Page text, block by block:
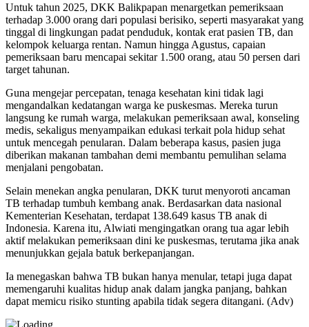
Untuk tahun 2025, DKK Balikpapan menargetkan pemeriksaan
terhadap 3.000 orang dari populasi berisiko, seperti masyarakat yang
tinggal di lingkungan padat penduduk, kontak erat pasien TB, dan
kelompok keluarga rentan. Namun hingga Agustus, capaian
pemeriksaan baru mencapai sekitar 1.500 orang, atau 50 persen dari
target tahunan.
Guna mengejar percepatan, tenaga kesehatan kini tidak lagi
mengandalkan kedatangan warga ke puskesmas. Mereka turun
langsung ke rumah warga, melakukan pemeriksaan awal, konseling
medis, sekaligus menyampaikan edukasi terkait pola hidup sehat
untuk mencegah penularan. Dalam beberapa kasus, pasien juga
diberikan makanan tambahan demi membantu pemulihan selama
menjalani pengobatan.
Selain menekan angka penularan, DKK turut menyoroti ancaman
TB terhadap tumbuh kembang anak. Berdasarkan data nasional
Kementerian Kesehatan, terdapat 138.649 kasus TB anak di
Indonesia. Karena itu, Alwiati mengingatkan orang tua agar lebih
aktif melakukan pemeriksaan dini ke puskesmas, terutama jika anak
menunjukkan gejala batuk berkepanjangan.
Ia menegaskan bahwa TB bukan hanya menular, tetapi juga dapat
memengaruhi kualitas hidup anak dalam jangka panjang, bahkan
dapat memicu risiko stunting apabila tidak segera ditangani. (Adv)